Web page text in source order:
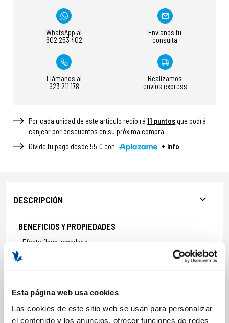
Esta página web usa cookies
Las cookies de este sitio web se usan para personalizar
el contenido y los anuncios, ofrecer funciones de redes
WhatsApp al
602 253 402
Envíanos tu
consulta
Llámanos al
923 211 178
Realizamos
envíos express
Por cada unidad de este articulo recibirá11 puntos que podrá
canjear por descuentos en su próxima compra.
Divide tu pago desde 55 € con
+ info
DESCRIPCIÓN
BENEFICIOS Y PROPIEDADES
Efecto flash inmediato
Mejora la luminosidad de la mirada
Sensación refrescante inmediata
Ideal como tratamiento puntual